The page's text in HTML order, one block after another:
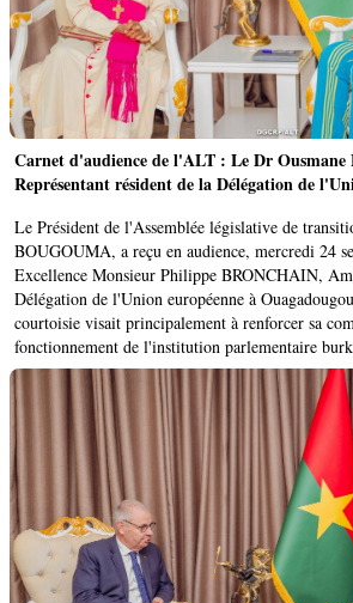
Carnet d'audience de l'ALT : Le Dr
Représentant résident de la Délégation de
Le Président de l'Assemblée législative de
BOUGOUMA, a reçu en audience, mercredi 24
Excellence Monsieur Philippe BRONCHAIN,
Délégation de l'Union européenne à
courtoisie visait principalement à renforcer sa
fonctionnement de l'institution parlementaire